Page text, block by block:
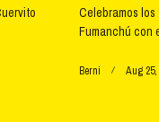
Celebramos
Fumanchú con
Berni Aug 25,